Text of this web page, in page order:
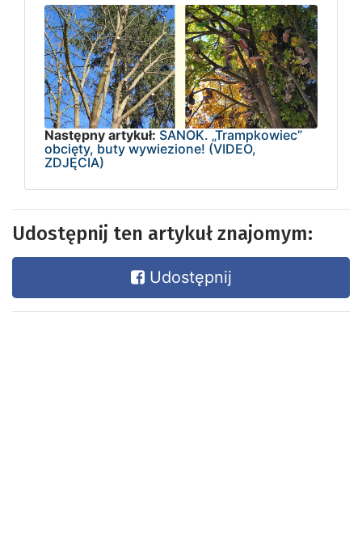
Następny artykuł: SANOK. „Trampkowiec”
obcięty, buty wywiezione! (VIDEO,
ZDJĘCIA)
Udostępnij ten artykuł znajomym:
Udostępnij